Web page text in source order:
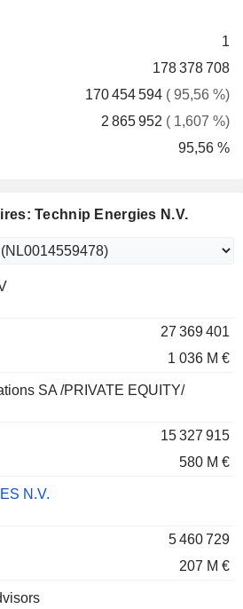
1
178 378 708
170 454 594 ( 95,56 %)
2 865 952 ( 1,607 %)
95,56 %
Technip Energies N.V.
27 369 401
1 036 M €
SA /PRIVATE EQUITY/
15 327 915
580 M €
N.V.
5 460 729
207 M €